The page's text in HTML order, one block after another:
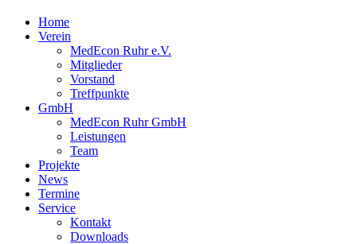
Home
Verein
MedEcon Ruhr e.V.
Mitglieder
Vorstand
Treffpunkte
GmbH
MedEcon Ruhr GmbH
Leistungen
Team
Projekte
News
Termine
Service
Kontakt
Downloads